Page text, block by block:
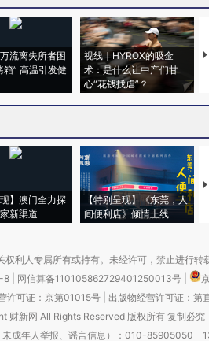
流离失所者困
箱” 高温引发健
视线｜HYROX的吸金
术：是什么让中产们甘
心“花钱找虐”？
现】澳门全力探
新渠道
【特别呈现】《东莞，人
间便利店》倾情上线
利人专属所有或持有。未经许可，禁止进行转
8 网信算备110105862729401250013号
许可证：京第01015号| 出版物经营许可证：第
财新网 All Rights Reserved 版权所有 复制必究
未成年人举报、谣言信息）：010-85905050